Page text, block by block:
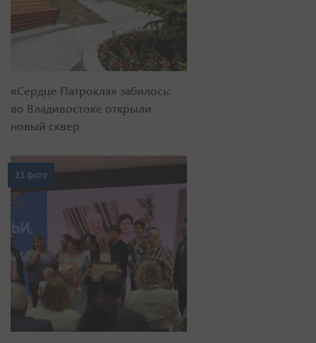
«Сердце Патрокла» забилось:
во Владивостоке открыли
новый сквер
23 фото